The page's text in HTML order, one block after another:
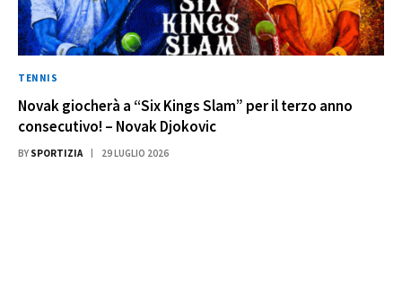
TENNIS
Novak giocherà a “Six Kings Slam” per il terzo anno
consecutivo! – Novak Djokovic
BY SPORTIZIA 29 LUGLIO 2026